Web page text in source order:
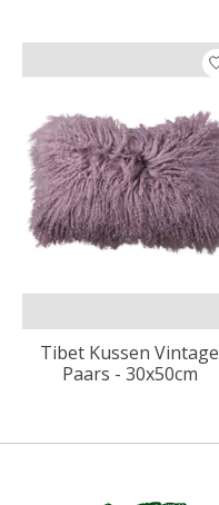
Tibet Kussen Vintage
Paars - 30x50cm